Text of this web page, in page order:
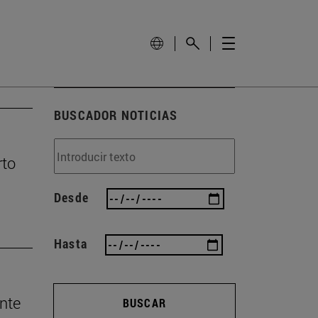
BUSCADOR NOTICIAS
Desde
Hasta
BUSCAR